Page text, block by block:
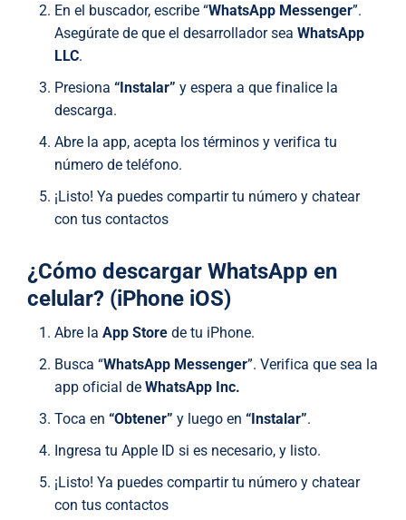
En el buscador, escribe “WhatsApp Messenger”.
Asegúrate de que el desarrollador sea WhatsApp
LLC.
Presiona “Instalar” y espera a que finalice la
descarga.
Abre la app, acepta los términos y verifica tu
número de teléfono.
¡Listo! Ya puedes compartir tu número y chatear
con tus contactos
¿Cómo descargar WhatsApp en
celular? (iPhone iOS)
Abre la App Store de tu iPhone.
Busca “WhatsApp Messenger”. Verifica que sea la
app oficial de WhatsApp Inc.
Toca en “Obtener” y luego en “Instalar”.
Ingresa tu Apple ID si es necesario, y listo.
¡Listo! Ya puedes compartir tu número y chatear
con tus contactos